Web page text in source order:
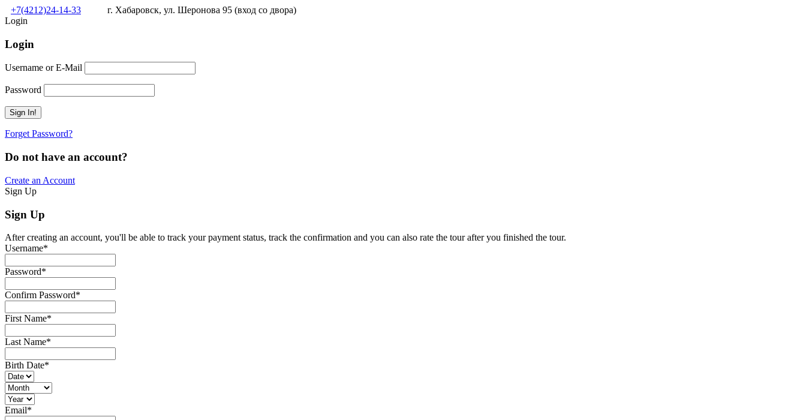
+7(4212)24-14-33
г. Хабаровск, ул. Шеронова 95 (вход со двора)
Login
Login
Username or E-Mail
Password
Forget Password?
Do not have an account?
Create an Account
Sign Up
Sign Up
After creating an account, you'll be able to track your payment status, track the confirmation and you can also rate the tour after you finished the tour.
Username*
Password*
Confirm Password*
First Name*
Last Name*
Birth Date*
Email*